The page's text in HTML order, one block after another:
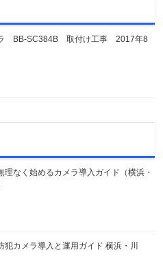
ラ BB-SC384B 取付け工事 2017年8
理なく始めるカメラ導入ガイド（横浜・
犯カメラ導入と運用ガイド 横浜・川